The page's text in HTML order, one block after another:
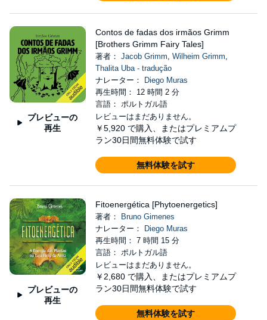
プレビューの
再生
Contos de fadas dos irmãos Grimm
[Brothers Grimm Fairy Tales]
著者： Jacob Grimm, Wilheim Grimm,
Thalita Uba - tradução
ナレーター：
Diego Muras
再生時間： 12 時間 2 分
言語： ポルトガル語
レビューはまだありません。
￥5,920 で購入、またはプレミアムプ
ラン30日間無料体験で試す
無料体験を試す
プレビューの
再生
Fitoenergética [Phytoenergetics]
著者：
Bruno Gimenes
ナレーター：
Diego Muras
再生時間： 7 時間 15 分
言語： ポルトガル語
レビューはまだありません。
￥2,680 で購入、またはプレミアムプ
ラン30日間無料体験で試す
無料体験を試す